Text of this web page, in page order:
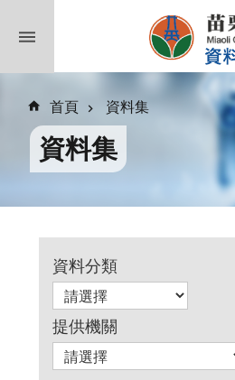
首頁 資料集
資料集
資料分類
提供機關